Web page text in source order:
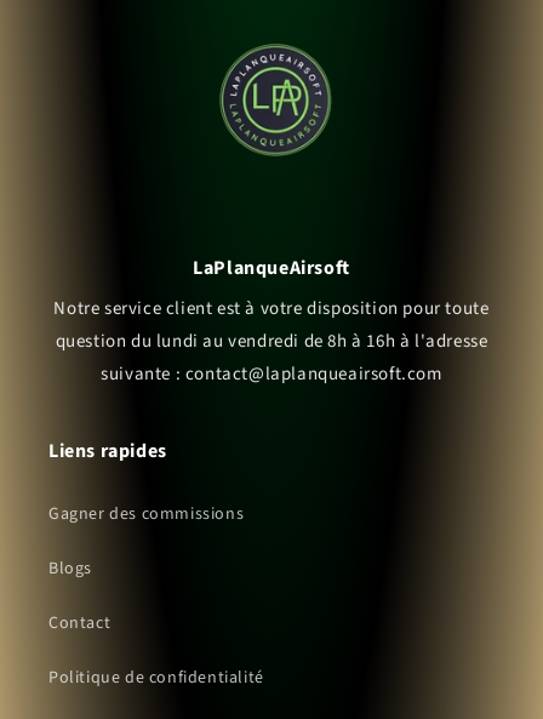
LaPlanqueAirsoft
Notre service client est à votre disposition pour toute
question du lundi au vendredi de 8h à 16h à l'adresse
suivante : contact@laplanqueairsoft.com
Liens rapides
Gagner des commissions
Blogs
Contact
Politique de confidentialité